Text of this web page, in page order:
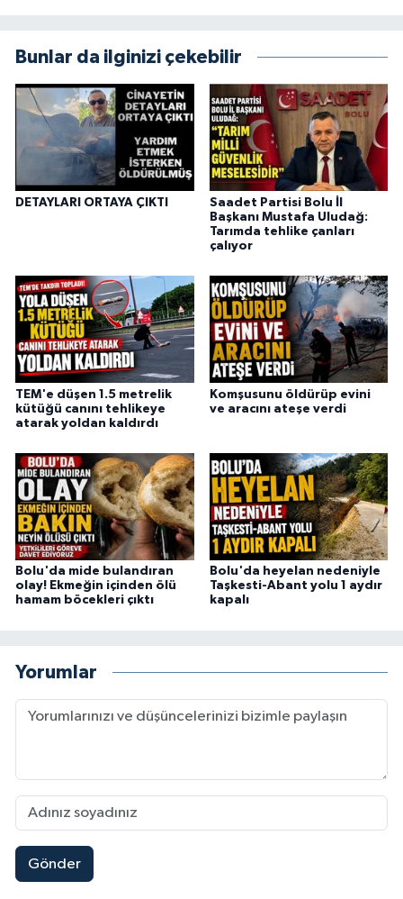
Bunlar da ilginizi çekebilir
DETAYLARI ORTAYA ÇIKTI
Saadet Partisi Bolu İl
Başkanı Mustafa Uludağ:
Tarımda tehlike çanları
çalıyor
TEM'e düşen 1.5 metrelik
kütüğü canını tehlikeye
atarak yoldan kaldırdı
Komşusunu öldürüp evini
ve aracını ateşe verdi
Bolu'da mide bulandıran
olay! Ekmeğin içinden ölü
hamam böcekleri çıktı
Bolu'da heyelan nedeniyle
Taşkesti-Abant yolu 1 aydır
kapalı
Yorumlar
Gönder